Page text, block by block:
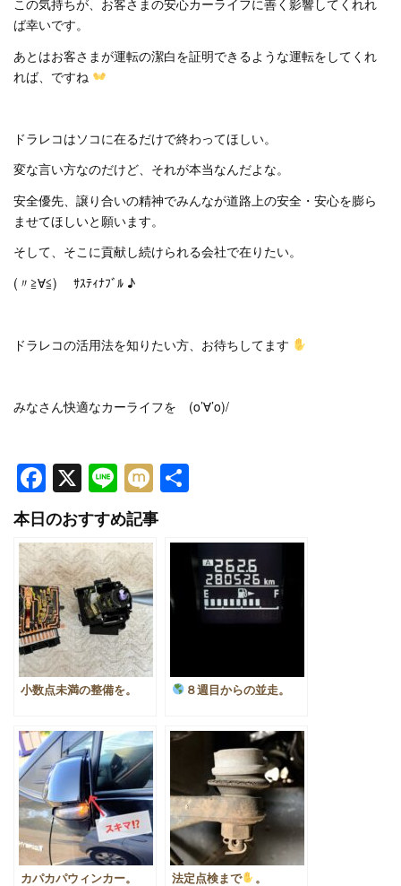
この気持ちが、お客さまの安心カーライフに善く影響してくれれ
ば幸いです。
あとはお客さまが運転の潔白を証明できるような運転をしてくれ
れば、ですね
ドラレコはソコに在るだけで終わってほしい。
変な言い方なのだけど、それが本当なんだよな。
安全優先、譲り合いの精神でみんなが道路上の安全・安心を膨ら
ませてほしいと願います。
そして、そこに貢献し続けられる会社で在りたい。
(〃≧∀≦)ゞ ｻｽﾃｨﾅﾌﾞﾙ ♪
ドラレコの活用法を知りたい方、お待ちしてます
みなさん快適なカーライフを (o’∀’o)/
Facebook
X LineMixi
本日のおすすめ記事
小数点未満の整備を。 ８週目からの並走。
カパカパウィンカー。 法定点検まで 。